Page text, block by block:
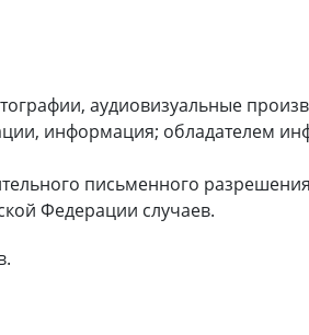
аудиовизуальные
информация; обладателем
письменного
Федерации случаев.